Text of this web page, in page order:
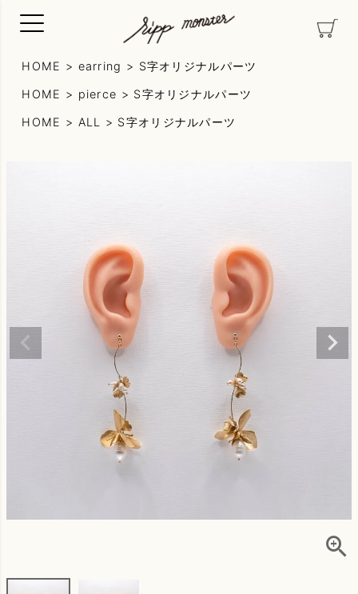
HOME earring S字オリジナルパーツ
HOME pierce S字オリジナルパーツ
HOME ALL S字オリジナルパーツ